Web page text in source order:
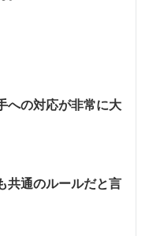
への対応が非常に大
共通のルールだと言